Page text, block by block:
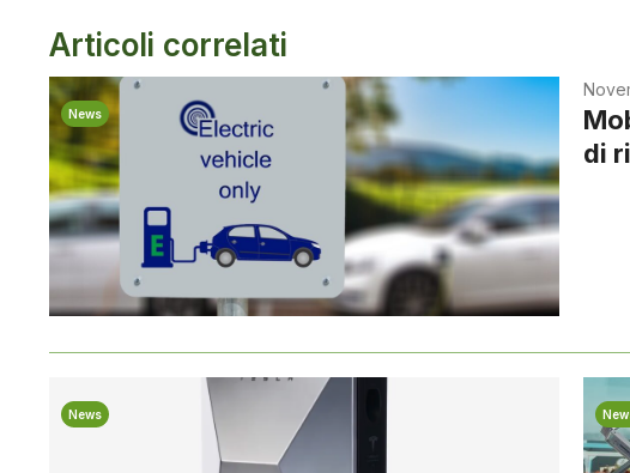
Articoli correlati
News
di
News